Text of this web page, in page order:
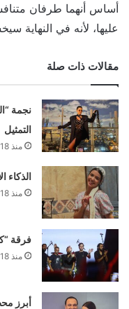
أساس أنهما طرفان
عليها، لأنه في النهاية
مقالات ذات صلة
نجمة
التمثيل
منذ 18 ساعة
الذكاء
منذ 18 ساعة
فرقة
منذ 18 ساعة
أبرز